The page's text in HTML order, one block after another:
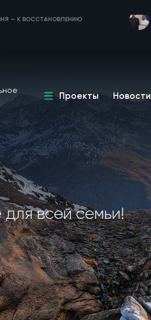
— К ВОССТАНОВЛЕНИЮ
Проекты Новости
всей семьи!